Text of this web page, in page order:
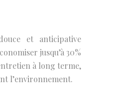
et anticipative
jusqu’à 30%
à long terme,
l’environnement.